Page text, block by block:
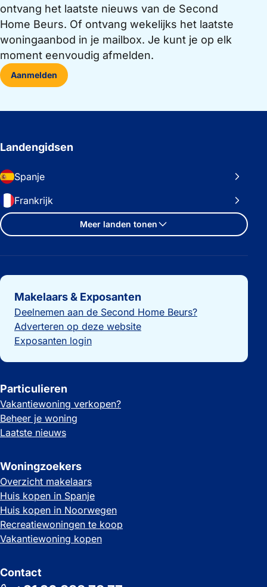
ontvang het laatste nieuws van de Second
Home Beurs. Of ontvang wekelijks het laatste
woningaanbod in je mailbox. Je kunt je op elk
moment eenvoudig afmelden.
Aanmelden
Landengidsen
Spanje
Frankrijk
Meer landen tonen
Belangrijke links
Makelaars & Exposanten
Deelnemen aan de Second Home Beurs?
Adverteren op deze website
Exposanten login
Particulieren
Vakantiewoning verkopen?
Beheer je woning
Laatste nieuws
Woningzoekers
Overzicht makelaars
Huis kopen in Spanje
Huis kopen in Noorwegen
Recreatiewoningen te koop
Vakantiewoning kopen
Contact